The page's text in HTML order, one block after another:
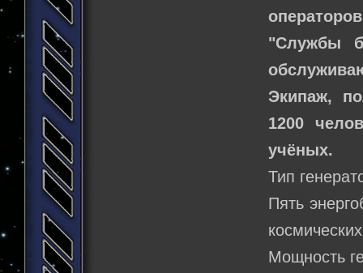
"Службы
Экипаж,
1200
учёных.
Тип
Пять
Мощность